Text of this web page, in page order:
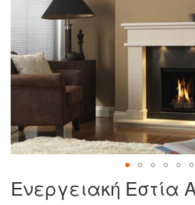
της
συλλογής
εικόνων
Μετάβαση
στην
Ενεργειακή Εστία